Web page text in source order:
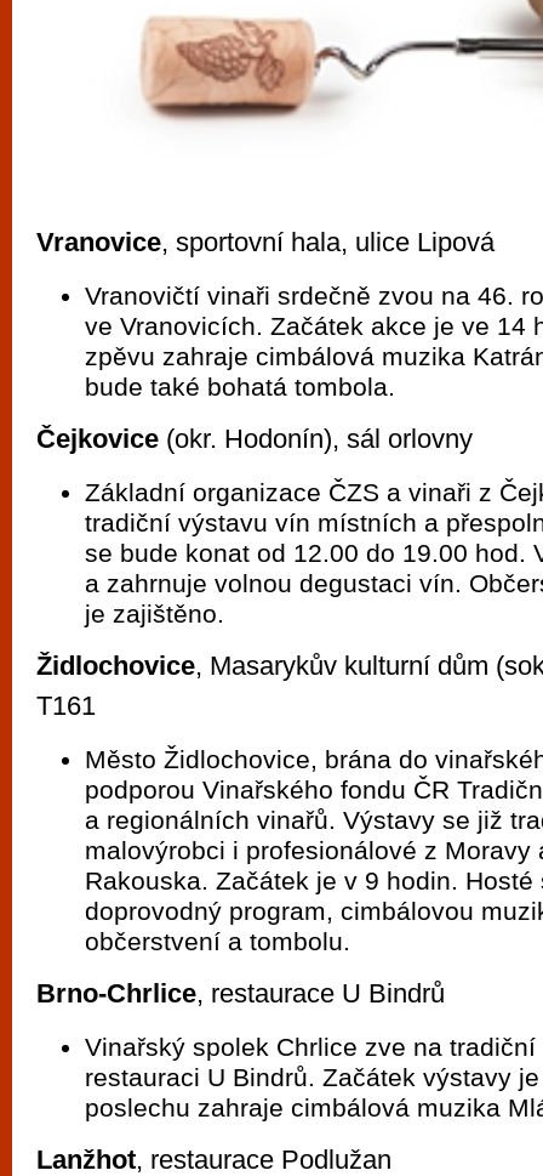
Vranovice, sportovní hala, ulice Lipová
Vranovičtí vinaři srdečně zvou na 46.
ve Vranovicích. Začátek akce je ve 14
zpěvu zahraje cimbálová muzika
bude také bohatá tombola.
Čejkovice (okr. Hodonín), sál orlovny
Základní organizace ČZS a vinaři z
tradiční výstavu vín místních a
se bude konat od 12.00 do 19.00 hod.
a zahrnuje volnou degustaci vín.
je zajištěno.
Židlochovice, Masarykův kulturní dům
T161
Město Židlochovice, brána do
podporou Vinařského fondu ČR
a regionálních vinařů. Výstavy se již
malovýrobci i profesionálové z Moravy
Rakouska. Začátek je v 9 hodin.
doprovodný program, cimbálovou
občerstvení a tombolu.
Brno-Chrlice, restaurace U Bindrů
Vinařský spolek Chrlice zve na
restauraci U Bindrů. Začátek výstavy
poslechu zahraje cimbálová muzika
Lanžhot, restaurace Podlužan